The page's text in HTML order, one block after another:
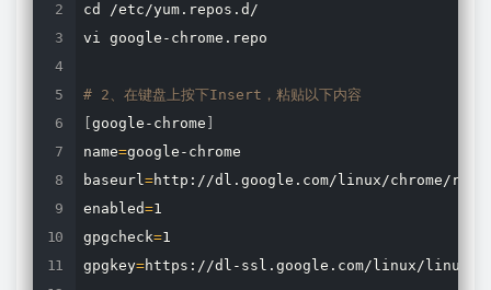
cd
vi google-chrome.repo
# 2、在键盘上按下Insert，粘贴以下内容
google-chrome
name=google-chrome
baseurl=http://dl.google.com/linux/chrome/
enabled=1
gpgcheck=1
gpgkey=https://dl-ssl.google.com/linux/